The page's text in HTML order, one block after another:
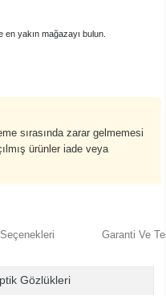
yakın mağazayı bulun.
sırasında zarar gelmemesi
ürünler iade veya
Garanti Ve
Gözlükleri